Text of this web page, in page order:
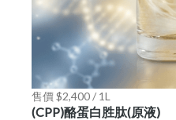
售價 $2,400 / 1L
(CPP)酪蛋白胜肽(原液)